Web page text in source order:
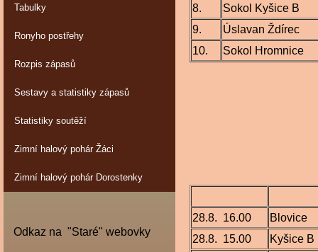
Tabulky
Ronyho postřehy
Rozpis zápasů
Sestavy a statistiky zápasů
Statistiky soutěží
Zimní halový pohár Žáci
Zimní halový pohár Dorostenky
Odkaz na "Staré" webovky
8.
Sokol Kyšice B
9.
Úslavan Ždírec
10.
Sokol Hromnice
28.8. 16.00
Blovice
28.8. 15.00
Kyšice B